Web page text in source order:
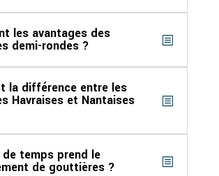
les avantages des
demi-rondes ?
la différence entre les
Havraises et Nantaises
de temps prend le
de gouttières ?